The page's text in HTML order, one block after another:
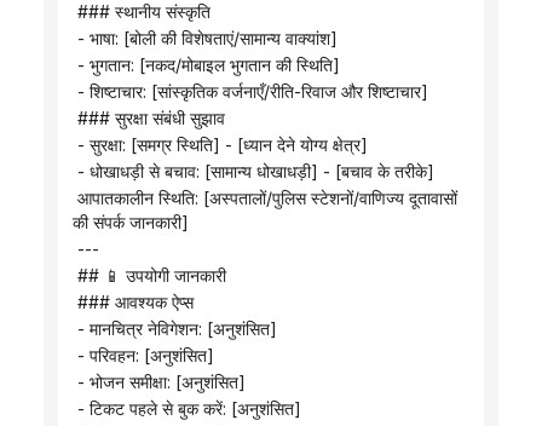
### स्थानीय संस्कृति
- भाषा: [बोली की विशेषताएं/सामान्य वाक्यांश]
- भुगतान: [नकद/मोबाइल भुगतान की स्थिति]
- शिष्टाचार: [सांस्कृतिक वर्जनाएँ/रीति-रिवाज और शिष्टाचार]
### सुरक्षा संबंधी सुझाव
- सुरक्षा: [समग्र स्थिति] - [ध्यान देने योग्य क्षेत्र]
- धोखाधड़ी से बचाव: [सामान्य धोखाधड़ी] - [बचाव के तरीके]
की संपर्क जानकारी]
---
## 📱 उपयोगी जानकारी
### आवश्यक ऐप्स
- मानचित्र नेविगेशन: [अनुशंसित]
- परिवहन: [अनुशंसित]
- भोजन समीक्षा: [अनुशंसित]
- टिकट पहले से बुक करें: [अनुशंसित]